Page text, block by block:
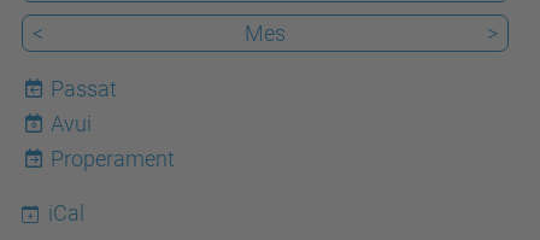
<
Mes >
Passat
6
Avui
Properament
iCal